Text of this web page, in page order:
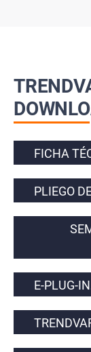
FICHA
PLIEGO
E-PLUG-